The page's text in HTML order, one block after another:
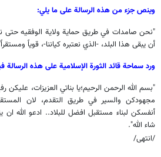
وينص جزء من هذه الرسالة على ما يلي:
"نحن صامدات في طريق حماية ولایة الوفقیه حتى
أن يبقى هذا البلد، -الذي نعتبره كياننا-، قوياً
ورد سماحة قائد الثورة الإسلامية علی هذه الرسالة
"بسم الله الرحمن الرحیم؛يا بناتي العزيزات، علیکن
مجهودكن والسير في طريق التقدم، لان
أنفسكن لبناء مستقبل افضل للبلاد.. ادعو الله ان
شاء الله".
/انتهى/